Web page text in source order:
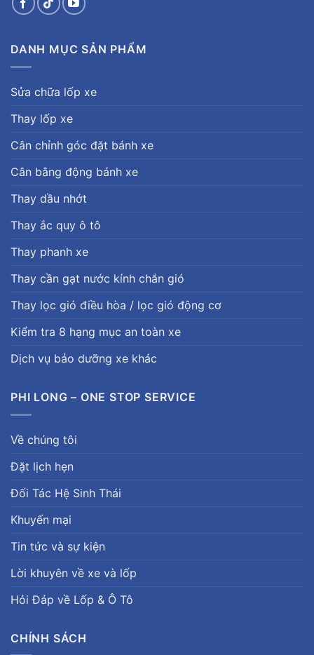
DANH MỤC SẢN PHẨM
Sửa chữa lốp xe
Thay lốp xe
Cân chỉnh góc đặt bánh xe
Cân bằng động bánh xe
Thay dầu nhớt
Thay ắc quy ô tô
Thay phanh xe
Thay cần gạt nước kính chắn gió
Thay lọc gió điều hòa / lọc gió động cơ
Kiểm tra 8 hạng mục an toàn xe
Dịch vụ bảo dưỡng xe khác
PHI LONG – ONE STOP SERVICE
Về chúng tôi
Đặt lịch hẹn
Đối Tác Hệ Sinh Thái
Khuyến mại
Tin tức và sự kiện
Lời khuyên về xe và lốp
Hỏi Đáp về Lốp & Ô Tô
CHÍNH SÁCH